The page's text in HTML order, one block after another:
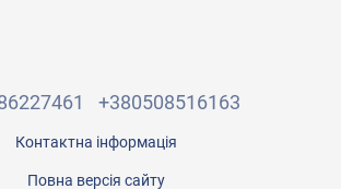
+380508516163
Контактна інформація
Повна версія сайту